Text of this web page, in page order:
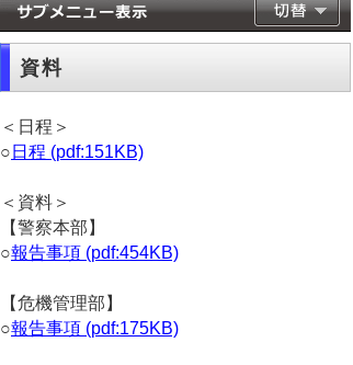
資料
＜日程＞
○ 日程 (pdf:151KB)
＜資料＞
【警察本部】
○報告事項 (pdf:454KB)
【危機管理部】
○報告事項 (pdf:175KB)